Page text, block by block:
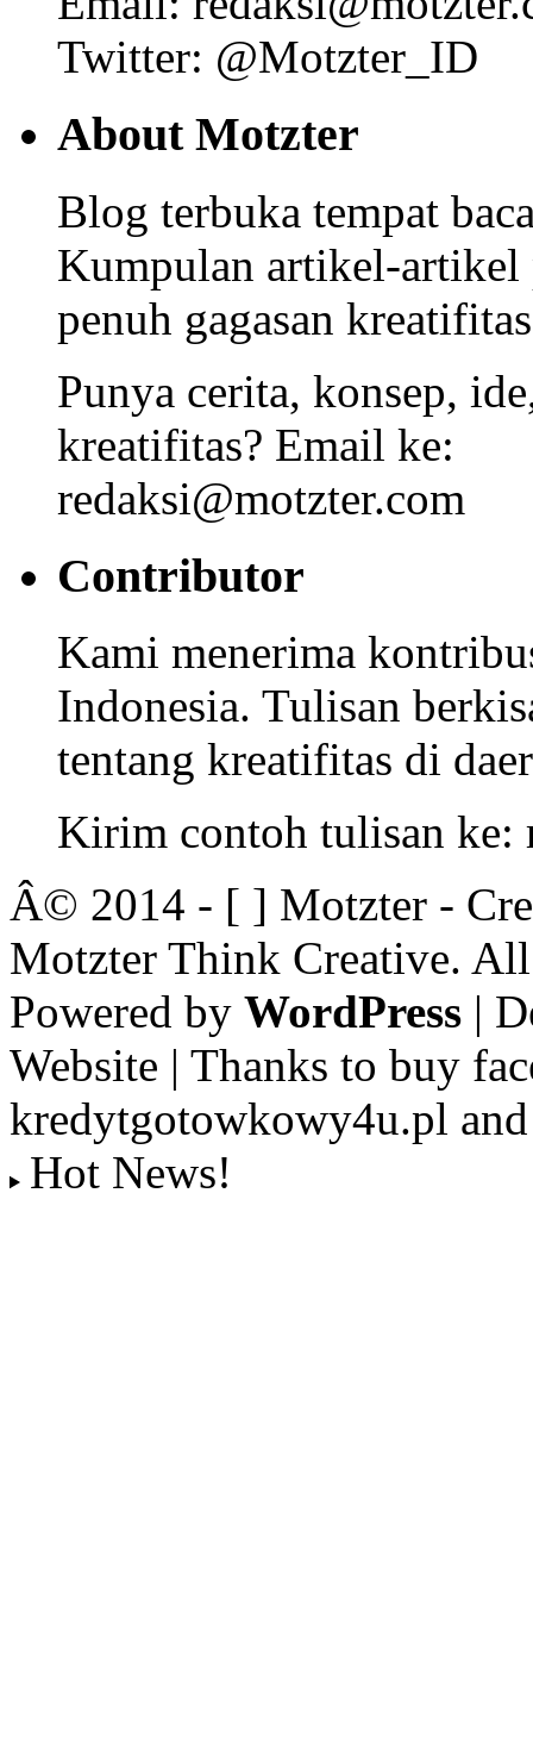
Twitter: @Motzter_ID
About Motzter
Blog terbuka tempat
Kumpulan artikel-artikel
penuh gagasan
Punya cerita, konsep,
kreatifitas? Email ke:
redaksi@motzter.com
Contributor
Kami menerima
Indonesia. Tulisan
tentang kreatifitas di
Kirim contoh tulisan ke:
Â© 2014 - [ ] Motzter -
Motzter Think Creative.
Powered by WordPress |
Website | Thanks to buy
kredytgotowkowy4u.pl
Hot News!